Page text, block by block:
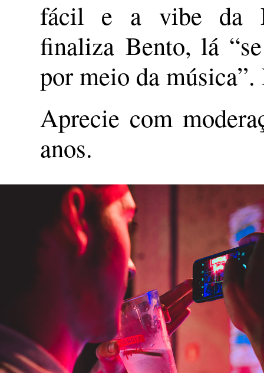
fácil e a vibe da
finaliza Bento, lá
por meio da
Aprecie com
anos.